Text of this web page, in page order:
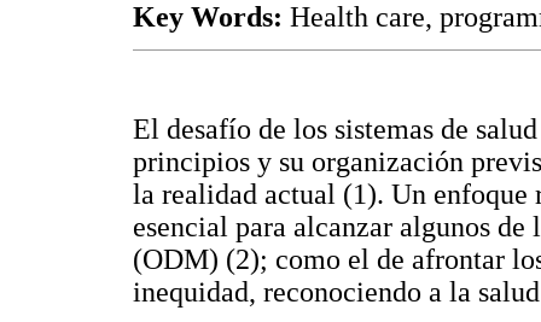
Key Words: Health care,
El desafío de los sistemas de
principios y su organización
la realidad actual (1). Un enfoque
esencial para alcanzar algunos
(ODM) (2); como el de afrontar
inequidad, reconociendo a la